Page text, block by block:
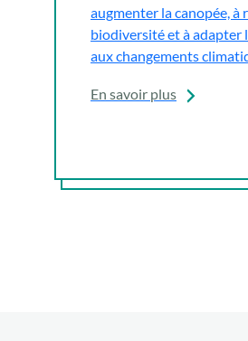
augmenter la canopée, à
biodiversité et à adapter
aux changements
En savoir plus